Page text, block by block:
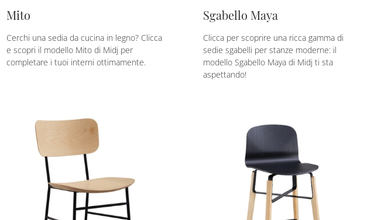
Mito
Cerchi una sedia da cucina in legno? Clicca
e scopri il modello Mito di Midj per
completare i tuoi interni ottimamente.
Sgabello Maya
Clicca per scoprire una ricca gamma di
sedie sgabelli per stanze moderne: il
modello Sgabello Maya di Midj ti sta
aspettando!